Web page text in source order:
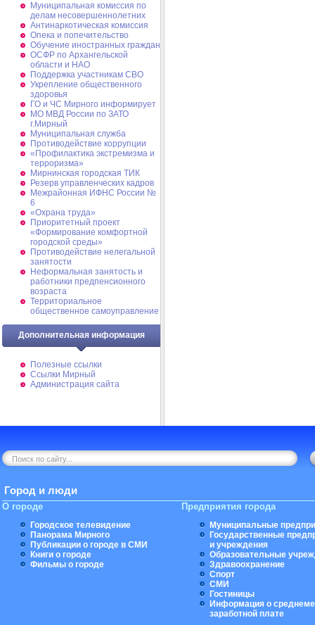
Муниципальная комиссия по
делам несовершеннолетних
Антинаркотическая комиссия
Опека и попечительство
Обучение иностранных граждан
ОСФР по Архангельской
области и НАО
Поддержка участникам СВО
Укрепление общественного
здоровья
ГО и ЧС Мирного информирует
МО МВД России по ЗАТО
г.Мирный
Муниципальная cлужба
Противодействие коррупции
«Профилактика экстремизма и
терроризма»
Мирнинская городская ТИК
Резерв управленческих кадров
Межрайонная ИФНС России №
6
«Охрана труда»
Приоритетный проект
«Формирование комфортной
городской среды»
Противодействие нелегальной
занятости
Неформальная занятость и
работники предпенсионного
возраста
Территориальное
общественное самоуправление
Дополнительная информация
Полезные ссылки
Ссылки Мирный
Администрация сайта
Город и люди
О городе
Городское телевидение
Панорама Мирного
Публикации о городе в СМИ
Книги о городе
Фильмы о городе
Предприятия города
Муниципальные
Государственные
и учреждения
Образовательные
Здравоохранение
Спорт
СМИ
Гостиницы
Информация о
заработной плате